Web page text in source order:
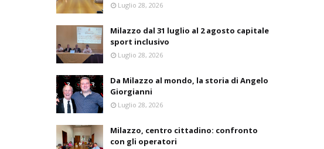
Luglio 28, 2026
Milazzo dal 31 luglio al 2 agosto capitale
sport inclusivo
Luglio 28, 2026
Da Milazzo al mondo, la storia di Angelo
Giorgianni
Luglio 28, 2026
Milazzo, centro cittadino: confronto
con gli operatori